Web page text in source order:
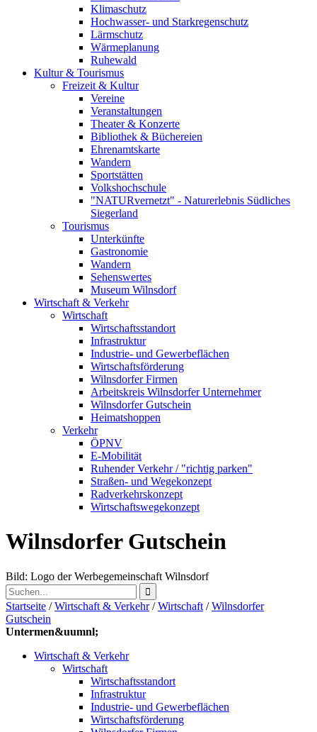
Klimaschutz
Hochwasser- und Starkregenschutz
Lärmschutz
Wärmeplanung
Ruhewald
Kultur & Tourismus
Freizeit & Kultur
Vereine
Veranstaltungen
Theater & Konzerte
Bibliothek & Büchereien
Ehrenamtskarte
Wandern
Sportstätten
Volkshochschule
"NATURvernetzt" - Naturerlebnis Südliches
Siegerland
Tourismus
Unterkünfte
Gastronomie
Wandern
Sehenswertes
Museum Wilnsdorf
Wirtschaft & Verkehr
Wirtschaft
Wirtschaftsstandort
Infrastruktur
Industrie- und Gewerbeflächen
Wirtschaftsförderung
Wilnsdorfer Firmen
Arbeitskreis Wilnsdorfer Unternehmer
Wilnsdorfer Gutschein
Heimatshoppen
Verkehr
ÖPNV
E-Mobilität
Ruhender Verkehr / "richtig parken"
Straßen- und Wegekonzept
Radverkehrskonzept
Wirtschaftswegekonzept
Wilnsdorfer Gutschein
Bild: Logo der Werbegemeinschaft Wilnsdorf
Startseite /Wirtschaft & Verkehr/Wirtschaft /Wilnsdorfer
Gutschein
Untermen&uumnl;
Wirtschaft & Verkehr
Wirtschaft
Wirtschaftsstandort
Infrastruktur
Industrie- und Gewerbeflächen
Wirtschaftsförderung